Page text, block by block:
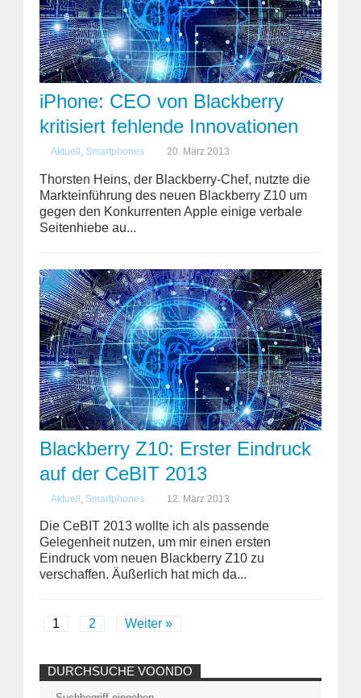
iPhone: CEO von Blackberry
kritisiert fehlende Innovationen
Aktuell , Smartphones 20. März 2013
Thorsten Heins, der Blackberry-Chef, nutzte die
Markteinführung des neuen Blackberry Z10 um
gegen den Konkurrenten Apple einige verbale
Seitenhiebe au...
Blackberry Z10: Erster Eindruck
auf der CeBIT 2013
Aktuell Smartphones 12. März 2013
Die CeBIT 2013 wollte ich als passende
Gelegenheit nutzen, um mir einen ersten
Eindruck vom neuen Blackberry Z10 zu
verschaffen. Äußerlich hat mich da...
1 2 Weiter »
DURCHSUCHE VOONDO